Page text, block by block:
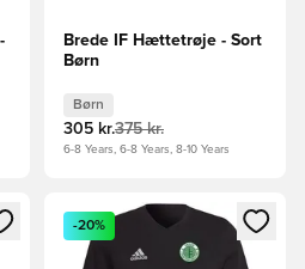
Brede IF Hættetrøje - Sort
Børn
Børn
305 kr.375 kr.
6-8 Years, 6-8 Years, 8-10 Years
ind eller tilmelde dig som
Åbner en Modal til at logge
-20%